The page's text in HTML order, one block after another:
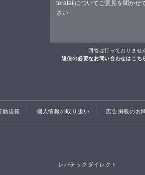
回答は行っておりません
返信の必要なお問い合わせはこち
動規範 個人情報の取り扱い 広告掲載のお
レバテックダイレクト